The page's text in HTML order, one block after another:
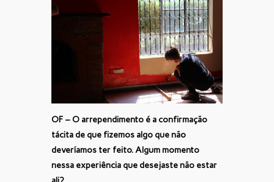
OF – O arrependimento é a confirmação
tácita de que fizemos algo que não
deveríamos ter feito. Algum momento
nessa experiência que desejaste não estar